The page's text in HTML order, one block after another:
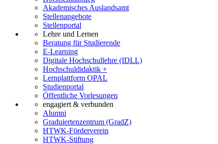
Akademisches Auslandsamt
Stellenangebote
Stellenportal
Lehre und Lernen
Beratung für Studierende
E-Learning
Digitale Hochschullehre (IDLL)
Hochschuldidaktik +
Lernplattform OPAL
Studienportal
Öffentliche Vorlesungen
engagiert & verbunden
Alumni
Graduiertenzentrum (GradZ)
HTWK-Förderverein
HTWK-Stiftung